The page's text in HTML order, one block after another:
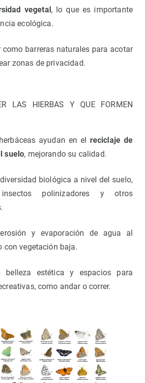
vegetal, lo que es importante
ecológica.
como barreras naturales para acotar
zonas de privacidad.
LAS HIERBAS Y QUE FORMEN
ayudan en el reciclaje de
suelo, mejorando su calidad.
biológica a nivel del suelo,
insectos polinizadores y otros
y evaporación de agua al
con vegetación baja.
belleza estética y espacios para
como andar o correr.